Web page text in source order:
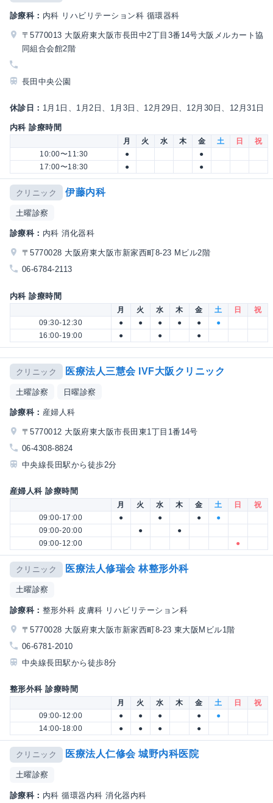
診療科： 内科 リハビリテーション科 循環器科
〒5770013 大阪府東大阪市長田中2丁目3番14号大阪メルカート協
同組合会館2階
長田中央公園
休診日： 1月1日、1月2日、1月3日、12月29日、12月30日、12月31日
内科 診療時間
月 火 水 木 金 土 日
祝
10:00〜11:30
●
●
17:00〜18:30
● ●
クリニック 伊藤内科
土曜診察
診療科： 内科 消化器科
〒5770028 大阪府東大阪市新家西町8-23 Mビル2階
06-6784-2113
内科 診療時間
月 火 水 木 金 土 日
祝
09:30-12:30
● ● ● ● ●
●
16:00-19:00
● ● ●
クリニック 医療法人三慧会 IVF大阪クリニック
土曜診察 日曜診察
診療科： 産婦人科
〒5770012 大阪府東大阪市長田東1丁目1番14号
06-4308-8824
中央線長田駅から徒歩2分
産婦人科 診療時間
月 火 水 木 金 土 日
祝
09:00-17:00
● ● ●
●
09:00-20:00
●
●
09:00-12:00
●
クリニック 医療法人修瑞会 林整形外科
土曜診察
診療科： 整形外科 皮膚科 リハビリテーション科
〒5770028 大阪府東大阪市新家西町8-23 東大阪Mビル1階
06-6781-2010
中央線長田駅から徒歩8分
整形外科 診療時間
月 火 水 木 金 土 日
祝
09:00-12:00
● ● ● ●
●
14:00-18:00
● ● ● ●
クリニック 医療法人仁修会 城野内科医院
土曜診察
診療科： 内科 循環器内科 消化器内科